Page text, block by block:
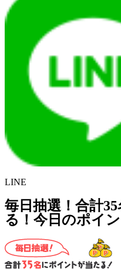
LINE
毎日抽選！合計
る！今日のポイ